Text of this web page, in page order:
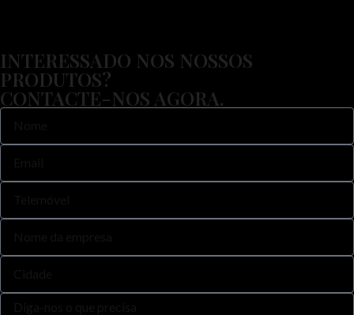
INTERESSADO NOS NOSSOS
PRODUTOS?
CONTACTE-NOS AGORA.